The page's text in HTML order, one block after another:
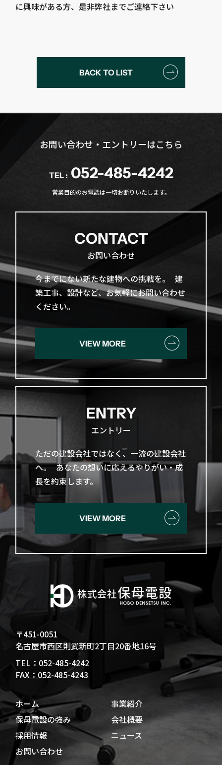
に興味がある方、是非弊社までご連絡下さい
BACK TO LIST
お問い合わせ・エントリーはこちら
TEL : 052-485-4242
営業目的のお電話は一切お断りいたします。
CONTACT
お問い合わせ
今までに​ない​新たな​建物への​挑戦を。​ 建
築工事、​設計など、​お気軽に​お問い​合わせ
ください。
VIEW MORE
ENTRY
エントリー
ただの​建設会社ではなく、​一流の​建設会社
へ。​ あなたの​想いに​応える​やりがい・成
長を​約束します。
VIEW MORE
〒451-0051
名古屋市西区則武新町2丁目20番地16号
TEL：052-485-4242
FAX：052-485-4243
ホーム
事業紹介
保母電設の強み
会社概要
採用情報
ニュース
お問い合わせ